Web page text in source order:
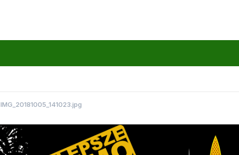
IMG_20181005_141023.jpg